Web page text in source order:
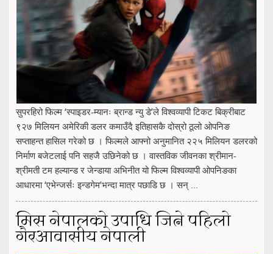
सुपरहिरो फिल्म ‘स्पाइडर-म्यानः ब्रान्ड न्यु डे’ले विश्वव्यापी टिकट बिक्रीबाट
९२७ मिलियन अमेरिकी डलर कमाउँदै इतिहासकै दोस्रो ठूलो ओपनिङ
सप्ताहन्त हासिल गरेको छ । फिल्मले आफ्नो अनुमानित २२५ मिलियन डलरको
निर्माण बजेटलाई पनि सहजै उछिनेको छ । वास्तविक जीवनका श्रीमान-
श्रीमती टम हल्यान्ड र जेन्डाया अभिनीत यो फिल्म विश्वव्यापी ओपनिङका
आधारमा ‘एभेन्जर्सः इन्डगेम’भन्दा मात्र पछाडि छ । सन् ...
मिस नेपालको उपाधि जित्ने पहिलो
गैरआवासीय नेपाली